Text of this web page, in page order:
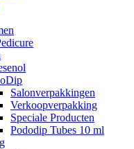
Salonverpakkingen
Verkoopverpakking
Speciale Producten
Pododip Tubes 10 ml